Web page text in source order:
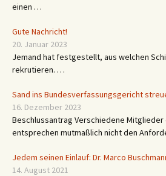
einen …
Gute Nachricht!
20. Januar 2023
Jemand hat festgestellt, aus welchen
rekrutieren. …
Sand ins Bundesverfassungsgericht
16. Dezember 2023
Beschlussantrag Verschiedene
entsprechen mutmaßlich nicht den
Jedem seinen Einlauf: Dr. Marco
14. August 2021